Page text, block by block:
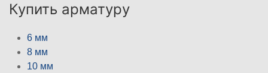
Купить арматуру
6 мм
8 мм
10 мм